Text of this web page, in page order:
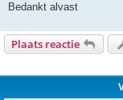
Bedankt alvast
Plaats reactie